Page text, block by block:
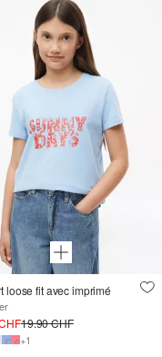
loose fit avec imprimé
19.90 CHF
+1